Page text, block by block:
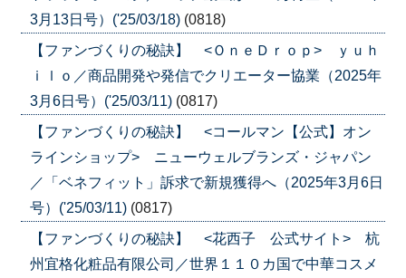
3月13日号）('25/03/18) (0818)
【ファンづくりの秘訣】 <ＯｎｅＤｒｏｐ> ｙｕｈ
ｉｌｏ／商品開発や発信でクリエーター協業（2025年
3月6日号）('25/03/11) (0817)
【ファンづくりの秘訣】 <コールマン【公式】オン
ラインショップ> ニューウェルブランズ・ジャパン
／「ベネフィット」訴求で新規獲得へ（2025年3月6日
号）('25/03/11) (0817)
【ファンづくりの秘訣】 <花西子 公式サイト> 杭
州宜格化粧品有限公司／世界１１０カ国で中華コスメ